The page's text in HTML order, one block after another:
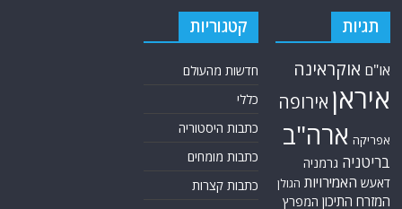
תגיות
או"ם אוקראינה
איראן אירופה
אפריקה ארה"ב
בריטניה גרמניה
דאעש האמירויות הגולן
המזרח התיכון המפרץ
קטגוריות
חדשות מהעולם
כללי
כתבות היסטוריה
כתבות מומחים
כתבות קצרות